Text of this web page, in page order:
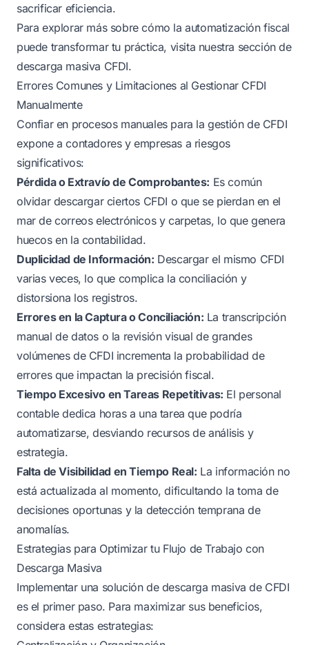
sacrificar eficiencia.
Para explorar más sobre cómo la automatización fiscal
puede transformar tu práctica, visita nuestra sección de
descarga masiva CFDI.
Errores Comunes y Limitaciones al Gestionar CFDI
Manualmente
Confiar en procesos manuales para la gestión de CFDI
expone a contadores y empresas a riesgos
significativos:
Pérdida o Extravío de Comprobantes: Es común
olvidar descargar ciertos CFDI o que se pierdan en el
mar de correos electrónicos y carpetas, lo que genera
huecos en la contabilidad.
Duplicidad de Información: Descargar el mismo CFDI
varias veces, lo que complica la conciliación y
distorsiona los registros.
Errores en la Captura o Conciliación: La transcripción
manual de datos o la revisión visual de grandes
volúmenes de CFDI incrementa la probabilidad de
errores que impactan la precisión fiscal.
Tiempo Excesivo en Tareas Repetitivas: El personal
contable dedica horas a una tarea que podría
automatizarse, desviando recursos de análisis y
estrategia.
Falta de Visibilidad en Tiempo Real: La información no
está actualizada al momento, dificultando la toma de
decisiones oportunas y la detección temprana de
anomalías.
Estrategias para Optimizar tu Flujo de Trabajo con
Descarga Masiva
Implementar una solución de descarga masiva de CFDI
es el primer paso. Para maximizar sus beneficios,
considera estas estrategias: